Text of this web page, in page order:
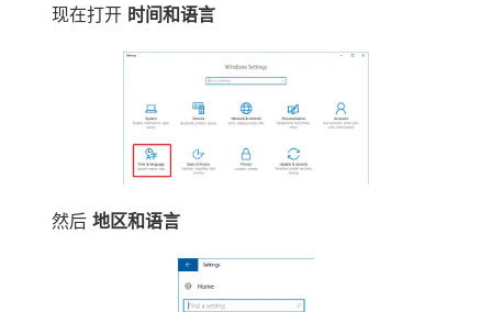
现在打开 时间和语言
然后 地区和语言